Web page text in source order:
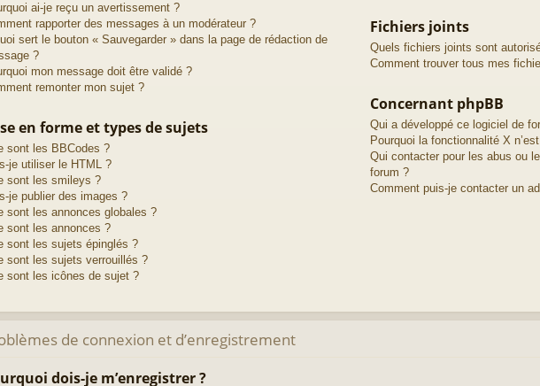
ai-je reçu un avertissement ?
rapporter des messages à un modérateur ?
sert le bouton « Sauvegarder » dans la page de rédaction de
?
mon message doit être validé ?
remonter mon sujet ?
en forme et types de sujets
sont les BBCodes ?
je utiliser le HTML ?
sont les smileys ?
je publier des images ?
sont les annonces globales ?
sont les annonces ?
sont les sujets épinglés ?
sont les sujets verrouillés ?
sont les icônes de sujet ?
Fichiers joints
Quels fichiers joints sont
Comment trouver tous mes
Concernant phpBB
Qui a développé ce logiciel de
Pourquoi la fonctionnalité X
Qui contacter pour les abus ou
forum ?
Comment puis-je contacter un
de connexion et d’enregistrement
dois-je m’enregistrer ?